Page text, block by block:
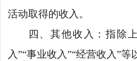
活动取得的收入。
四、其他收入：指除
入 ”“事业收入 ”“经营收入 ”等